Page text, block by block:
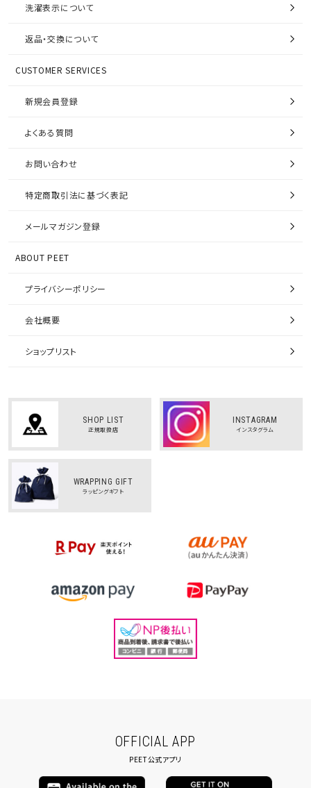
洗濯表示について
返品・交換について
CUSTOMER SERVICES
新規会員登録
よくある質問
お問い合わせ
特定商取引法に基づく表記
メールマガジン登録
ABOUT PEET
プライバシーポリシー
会社概要
ショップリスト
SHOP LIST
正規取扱店
INSTAGRAM
インスタグラム
WRAPPING GIFT
ラッピングギフト
OFFICIAL APP
PEET公式アプリ